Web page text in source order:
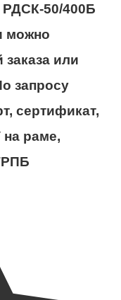
50/400Б
можно
или
запросу
сертификат,
на раме,